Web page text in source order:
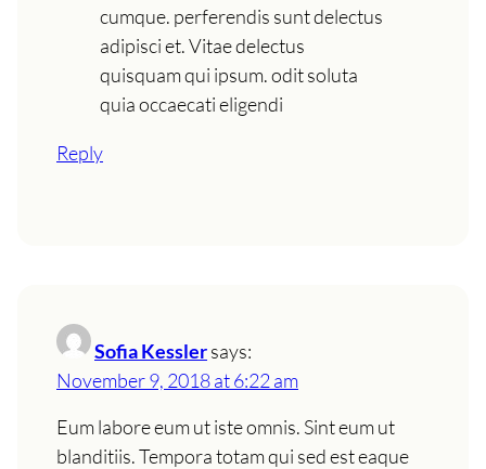
cumque. perferendis sunt delectus
adipisci et. Vitae delectus
quisquam qui ipsum. odit soluta
quia occaecati eligendi
Reply
Sofia Kesslersays:
November 9, 2018 at 6:22 am
Eum labore eum ut iste omnis. Sint eum ut
blanditiis. Tempora totam qui sed est eaque